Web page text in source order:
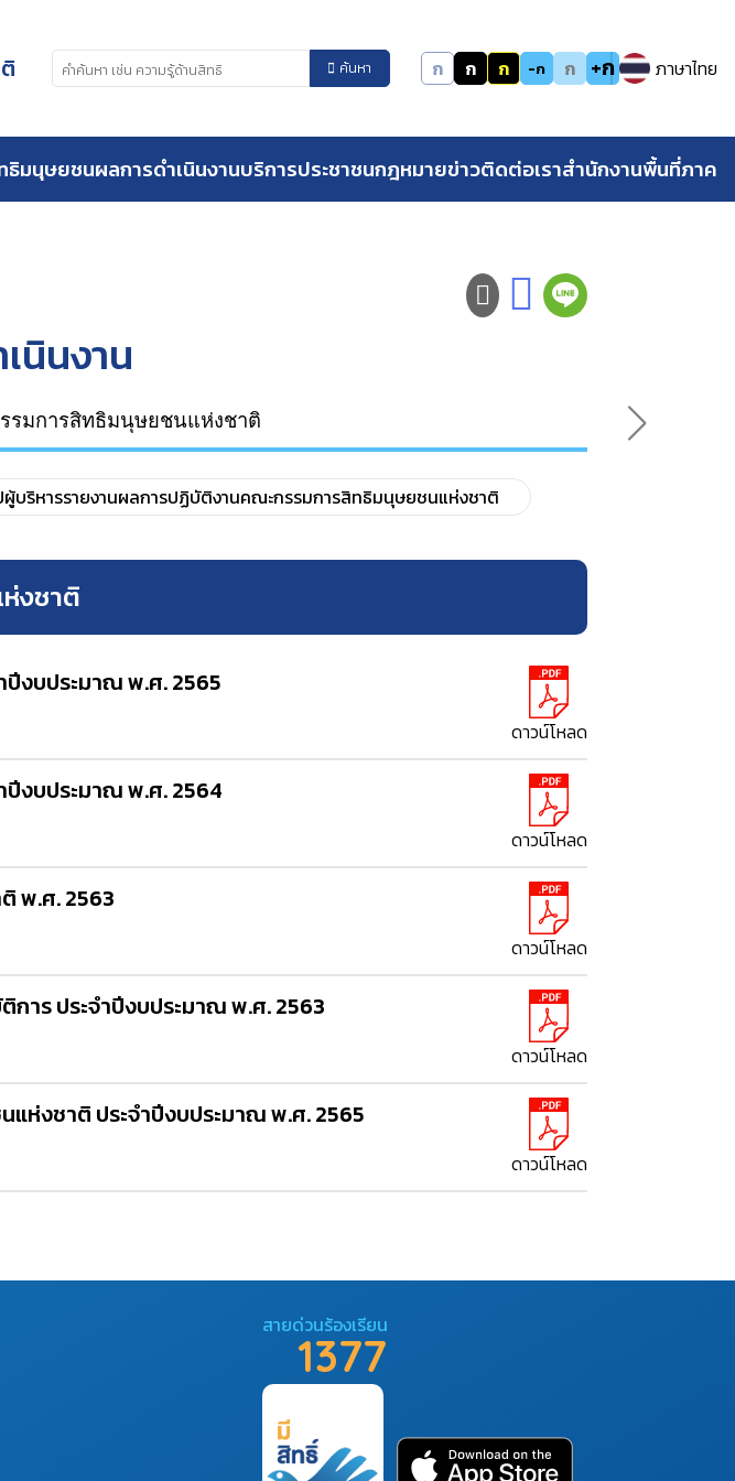
ค้นหา ก ก ก -ก ก +ก ภาษาไทย
ธิมนุษยชนผลการดำเนินงานบริการประชาชนกฎหมายข่าวติดต่อเราสำนักงานพื้นที่ภาค
นินงาน
รมการสิทธิมนุษยชนแห่งชาติ
บริหารรายงานผลการปฏิบัติงานคณะกรรมการสิทธิมนุษยชนแห่งชาติ
งชาติ
งบประมาณ พ.ศ. 2565
ดาวน์โหลด
งบประมาณ พ.ศ. 2564
ดาวน์โหลด
พ.ศ. 2563
ดาวน์โหลด
าร ประจำปีงบประมาณ พ.ศ. 2563
ดาวน์โหลด
ห่งชาติ ประจำปีงบประมาณ พ.ศ. 2565
ดาวน์โหลด
สายด่วนร้องเรียน
1377